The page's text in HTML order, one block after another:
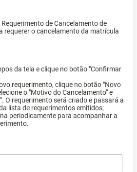
de Cancelamento de
requerer o cancelamento da matrícula
da tela e clique no botão "Confirmar
requerimento, clique no botão "Novo
o "Motivo do Cancelamento" e
O requerimento será criado e passará a
lista de requerimentos emitidos;
periodicamente para acompanhar a